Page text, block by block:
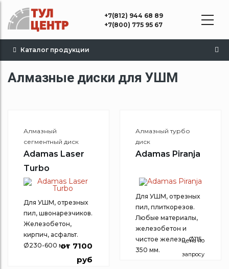
Перейти
основному
+7(812) 944 68 89
+7(800) 775 95 67
Каталог продукции
Алмазные диски для УШМ
Алмазный
сегментный диск
Adamas Laser
Turbo
Для УШМ, отрезных
пил, швонарезчиков.
Железобетон,
кирпич, асфальт.
Ø230-600 мм.от 7100
руб
Алмазный турбо
диск
Adamas Piranja
Для УШМ, отрезных
пил, плиткорезов.
Любые материалы,
железобетон и
чистое железо. Ø115-
350 мм.
Цена по
запросу